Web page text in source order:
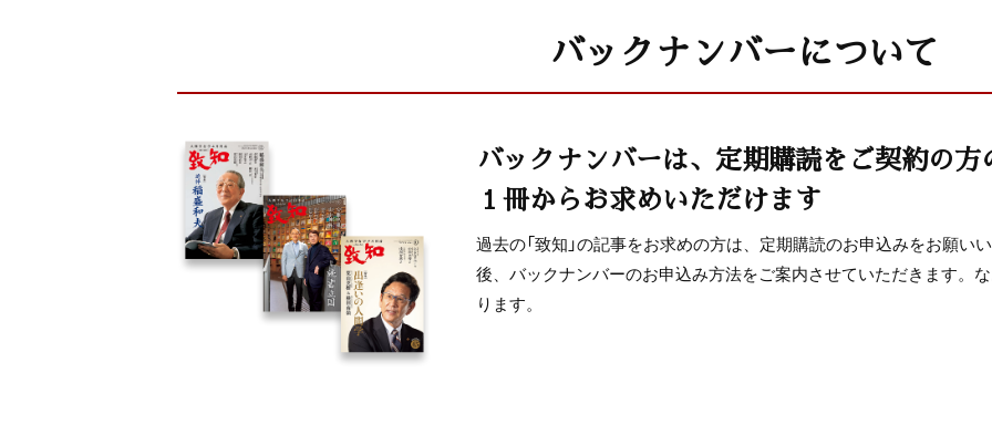
読者プレゼント BOOKS[書評]
書店員さんたちの創意工夫 木鶏クラブ通信
バックナンバーについて
バックナンバーは、定期購読をご契約の方
１冊からお求めいただけます
過去の「致知」の記事をお求めの方は、定期購読のお申込みをお願
後、バックナンバーのお申込み方法をご案内させていただきます。
ります。